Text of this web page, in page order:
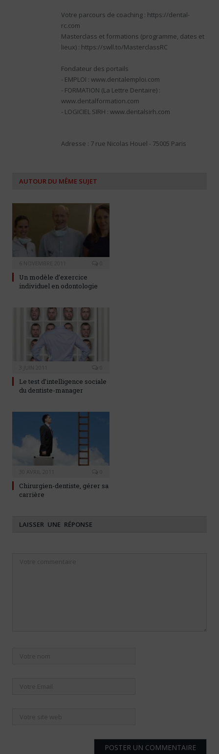
Votre parcours de coaching : https://dental-
rc.com
Masterclass et formations (programme, dates et
lieux) : https://swll.to/MasterclassRC
Fondateur des portails
- EMPLOI : www.dentalemploi.com
- FORMATION (La Lettre Dentaire) :
www.dentalformation.com
- LOGICIEL SIRH : www.dentalsirh.com
Adresse : 7 rue Nicolas Houel - 75005 Paris
AUTOUR DU MÊME SUJET
Un modèle d’exercice
individuel en odontologie
Le test d’intelligence sociale
du dentiste-manager
Chirurgien-dentiste, gérer sa
carrière
LAISSER UNE RÉPONSE